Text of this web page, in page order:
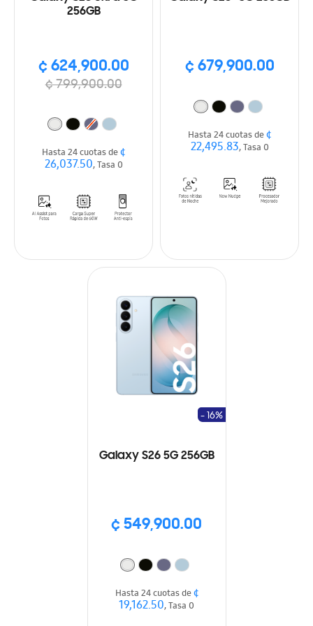
256GB
¢ 624,900.00
¢ 799,900.00
Hasta 24 cuotas de¢
26,037.50, Tasa 0
¢ 679,900.00
Hasta 24 cuotas de¢
22,495.83, Tasa 0
Galaxy S26 5G 256GB
¢ 549,900.00
- 16%
Hasta 24 cuotas de¢
19,162.50, Tasa 0